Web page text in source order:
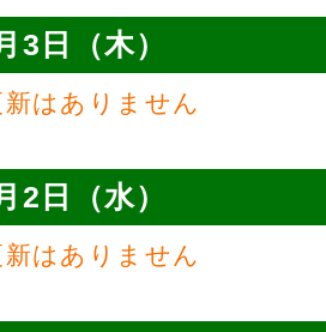
3日（木）
はありません
2日（水）
はありません